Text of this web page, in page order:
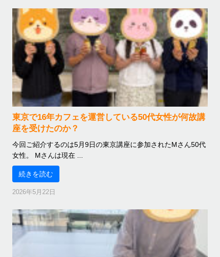
東京で16年カフェを運営している50代女性が何故講
座を受けたのか？
今回ご紹介するのは5月9日の東京講座に参加されたMさん50代
女性。 Mさんは現在 ...
続きを読む
2026年5月22日